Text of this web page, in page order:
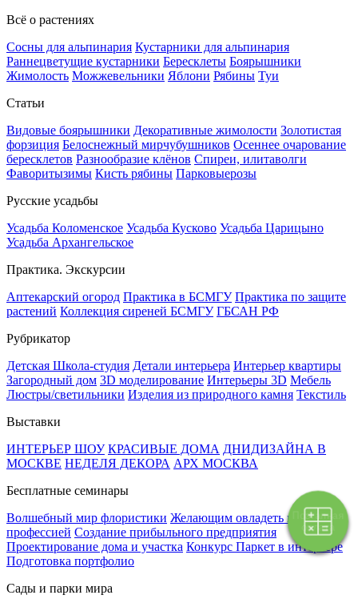
Поэтапная
оплата
Всё о растениях
Сосны для альпинария Кустарники для альпинария
Раннецветущие кустарники Бересклеты Боярышники
Жимолость Можжевельники Яблони Рябины Туи
Статьи
Видовые боярышники Декоративные жимолости Золотистая
форзиция Белоснежный мирчубушников Осеннее очарование
бересклетов Разнообразие клёнов Спиреи, илитаволги
Фаворитызимы Кисть рябины Парковыерозы
Русские усадьбы
Усадьба Коломенское Усадьба Кусково Усадьба Царицыно
Усадьба Архангельское
Практика. Экскурсии
Аптекарский огород Практика в БСМГУ Практика по защите
растений Коллекция сиреней БСМГУ ГБСАН РФ
Рубрикатор
Детская Школа-студия Детали интерьера Интерьер квартиры
Загородный дом 3D моделирование Интерьеры 3D Мебель
Люстры/светильники Изделия из природного камня Текстиль
Выставки
ИНТЕРЬЕР ШОУ КРАСИВЫЕ ДОМА ДНИДИЗАЙНА В
МОСКВЕ НЕДЕЛЯ ДЕКОРА АРХ МОСКВА
Бесплатные семинары
Волшебный мир флористики Желающим овладеть новой
профессией Создание прибыльного предприятия
Проектирование дома и участка Конкурс Паркет в интерьере
Подготовка портфолио
Сады и парки мира